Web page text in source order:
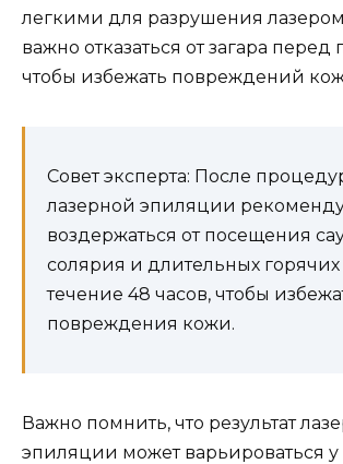
легкими для разрушения
важно отказаться от загара
чтобы избежать повреждений
Совет эксперта: После
лазерной эпиляции
воздержаться от посещения
солярия и длительных горячих
течение 48 часов, чтобы
повреждения кожи.
Важно помнить, что результат
эпиляции может варьироваться у